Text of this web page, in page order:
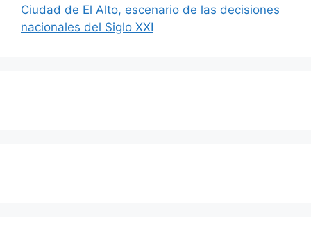
Ciudad de El Alto, escenario de las decisiones
nacionales del Siglo XXI